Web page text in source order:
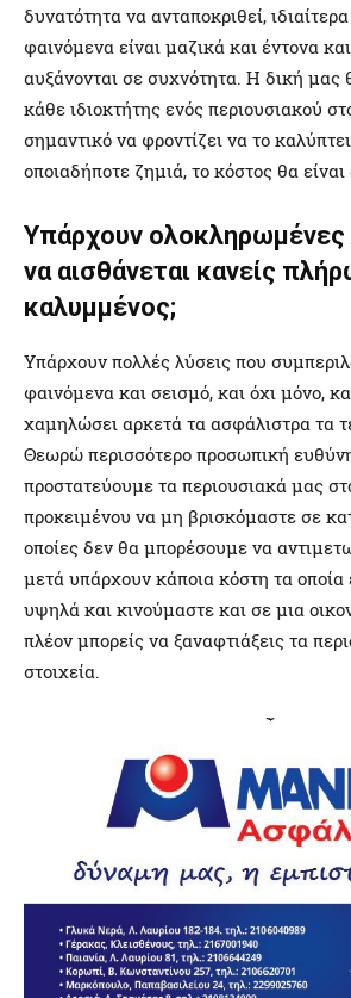
δυνατότητα να ανταποκριθεί,
φαινόμενα είναι μαζικά και έντονα
αυξάνονται σε συχνότητα. Η δική μας
κάθε ιδιοκτήτης ενός περιουσιακού
σημαντικό να φροντίζει να το
οποιαδήποτε ζημιά, το κόστος θα
Υπάρχουν
να αισθάνεται κανείς
καλυμμένος;
Υπάρχουν πολλές λύσεις που
φαινόμενα και σεισμό, και όχι μόνο,
χαμηλώσει αρκετά τα ασφάλιστρα τα
Θεωρώ περισσότερο προσωπική
προστατεύουμε τα περιουσιακά μας
προκειμένου να μη βρισκόμαστε σε
οποίες δεν θα μπορέσουμε να
μετά υπάρχουν κάποια κόστη τα οποία
υψηλά και κινούμαστε και σε μια
πλέον μπορείς να ξαναφτιάξεις τα
στοιχεία.